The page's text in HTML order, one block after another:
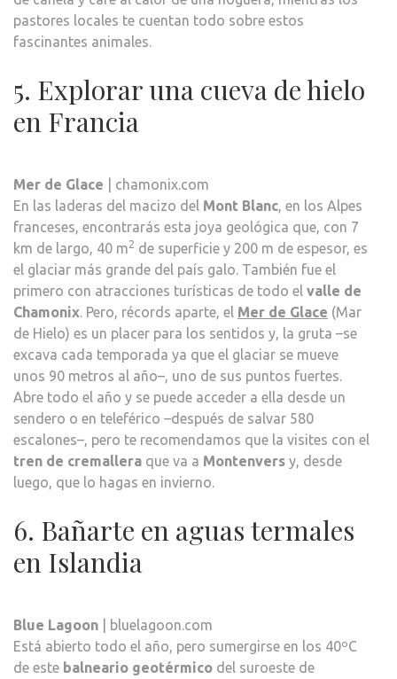
pastores locales te cuentan todo sobre estos
fascinantes animales.
5. Explorar una cueva de hielo
en Francia
Mer de Glace | chamonix.com
En las laderas del macizo del Mont Blanc, en los Alpes
franceses, encontrarás esta joya geológica que, con 7
km de largo, 40 m2 de superficie y 200 m de espesor, es
el glaciar más grande del país galo. También fue el
primero con atracciones turísticas de todo el valle de
Chamonix. Pero, récords aparte, el Mer de Glace (Mar
de Hielo) es un placer para los sentidos y, la gruta –se
excava cada temporada ya que el glaciar se mueve
unos 90 metros al año–, uno de sus puntos fuertes.
Abre todo el año y se puede acceder a ella desde un
sendero o en teleférico –después de salvar 580
escalones–, pero te recomendamos que la visites con el
tren de cremallera que va a Montenvers y, desde
luego, que lo hagas en invierno.
6. Bañarte en aguas termales
en Islandia
Blue Lagoon | bluelagoon.com
Está abierto todo el año, pero sumergirse en los 40ºC
de este balneario geotérmico del suroeste de